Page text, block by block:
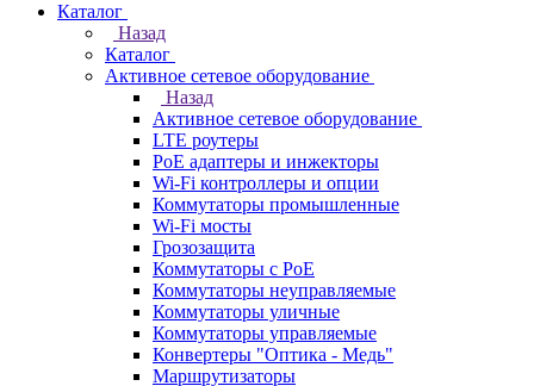
Каталог
Назад
Каталог
Активное сетевое оборудование
Назад
Активное сетевое оборудование
LTE роутеры
PoE адаптеры и инжекторы
Wi-Fi контроллеры и опции
Коммутаторы промышленные
Wi-Fi мосты
Грозозащита
Коммутаторы c PoE
Коммутаторы неуправляемые
Коммутаторы уличные
Коммутаторы управляемые
Конвертеры "Оптика - Медь"
Маршрутизаторы